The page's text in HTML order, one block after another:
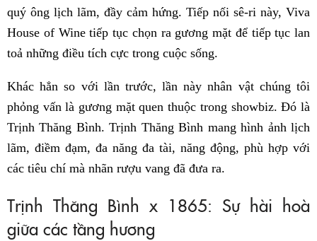
quý ông lịch lãm, đầy cảm hứng. Tiếp nối sê-ri này, Viva
House of Wine tiếp tục chọn ra gương mặt để tiếp tục lan
toả những điều tích cực trong cuộc sống.
Khác hẳn so với lần trước, lần này nhân vật chúng tôi
phỏng vấn là gương mặt quen thuộc trong showbiz. Đó là
Trịnh Thăng Bình. Trịnh Thăng Bình mang hình ảnh lịch
lãm, điềm đạm, đa năng đa tài, năng động, phù hợp với
các tiêu chí mà nhãn rượu vang đã đưa ra.
Trịnh Thăng Bình x 1865: Sự hài hoà
giữa các tầng hương